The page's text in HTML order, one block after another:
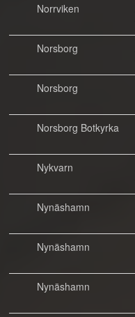
Norrviken
Norsborg
Norsborg
Norsborg Botkyrka
Nykvarn
Nynäshamn
Nynäshamn
Nynäshamn